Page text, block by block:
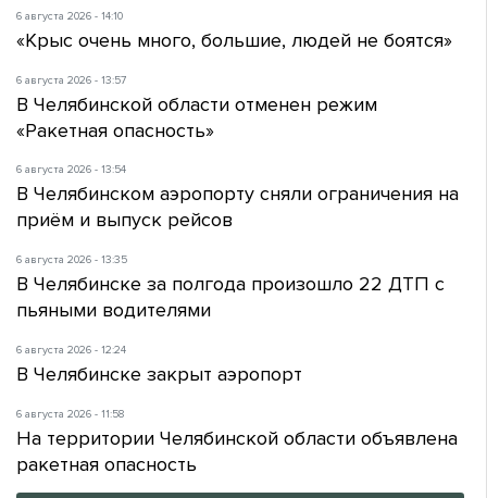
6 августа 2026 - 14:10
«Крыс очень много, большие, людей не боятся»
6 августа 2026 - 13:57
В Челябинской области отменен режим
«Ракетная опасность»
6 августа 2026 - 13:54
В Челябинском аэропорту сняли ограничения на
приём и выпуск рейсов
6 августа 2026 - 13:35
В Челябинске за полгода произошло 22 ДТП с
пьяными водителями
6 августа 2026 - 12:24
В Челябинске закрыт аэропорт
6 августа 2026 - 11:58
На территории Челябинской области объявлена
ракетная опасность